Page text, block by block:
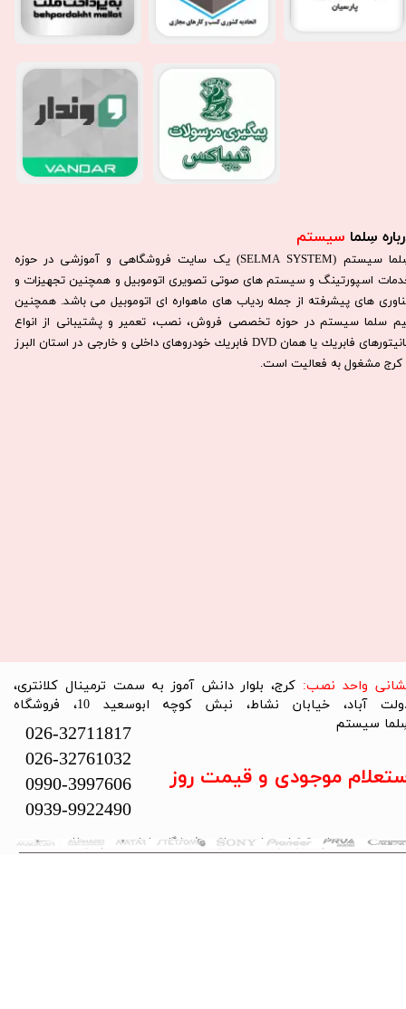
سِلما سیستم​​​​​​​
سِلما سيستم (SELMA SYSTEM) یک سایت فروشگاهی و آموزشی در حوزه
اسپورتینگ و سیستم های صوتی تصویری اتوموبیل و همچنین تجهیزات و
های پیشرفته از جمله ردیاب های ماهواره ای اتوموبیل می باشد. همچنين
سلما سيستم در حوزه تخصصی فروش، نصب، تعمير و پشتيبانی از انواع
مانيتورهای فابريك يا همان DVD فابريك خودروهای داخلی و خارجی در استان البرز
كرج مشغول به فعاليت است.​​​​​​​
تمام حقوق این سایت متعلق به فروشگاه سلما سیستم می‌باشد.
واحد نصب: کرج، بلوار دانش آموز به سمت ترمینال کلانتری،
دولت آباد، خیابان نشاط، نبش کوچه ابوسعید 10، فروشگاه
سیستم​​​​​​​
026-32711817
026-32761032
0990-3997606
0939-9922490
موجودی و قیمت روز